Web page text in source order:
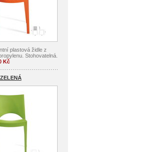
plastová židle z
Stohovatelná.
Kč